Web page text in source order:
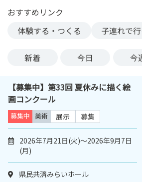
おすすめリンク
体験する・つくる
子連れで
新着 今日 今
【募集中】第33回 夏休みに描く絵
画コンクール
募集中 美術 展示 募集
2026年7月21日(火)～2026年9月7日
(月)
県民共済みらいホール